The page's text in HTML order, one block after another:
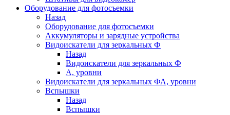
Оборудование для фотосъемки
Назад
Оборудование для фотосъемки
Аккумуляторы и зарядные устройства
Видоискатели для зеркальных Ф
Назад
Видоискатели для зеркальных Ф
А, уровни
Видоискатели для зеркальных ФА, уровни
Вспышки
Назад
Вспышки